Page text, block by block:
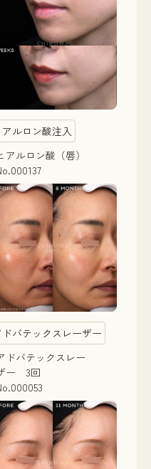
アルロン酸注入
アルロン酸（唇）
ドバテックスレーザー
ドバテックスレー
ー 3回